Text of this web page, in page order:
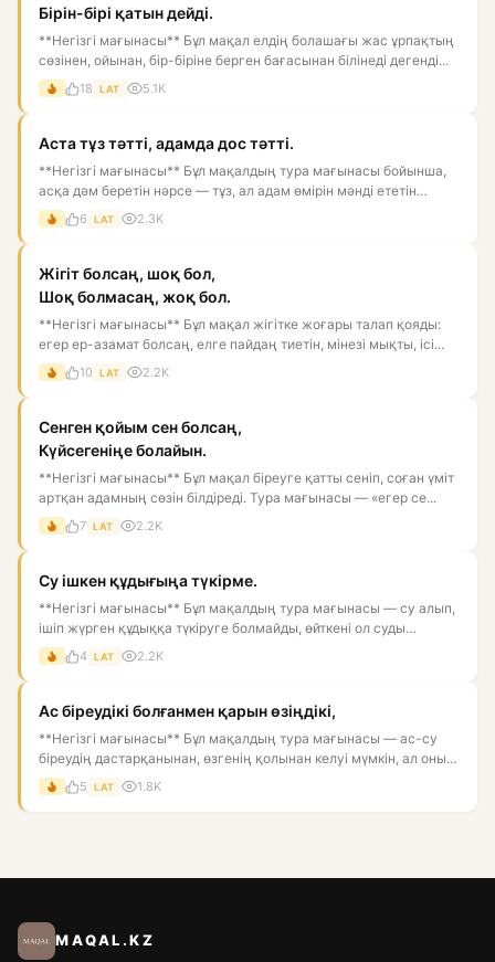
Бірін-бірі қатын дейді.
**Негізгі мағынасы** Бұл мақал елдің болашағы жас ұрпақтың
сөзінен, ойынан, бір-біріне берген бағасынан білінеді дегенді...
18 LAT 5.1K
Аста тұз тәтті, адамда дос тәтті.
**Негізгі мағынасы** Бұл мақалдың тура мағынасы бойынша,
асқа дәм беретін нәрсе — тұз, ал адам өмірін мәнді ететін
нәрс...
6 LAT 2.3K
Жігіт болсаң, шоқ бол,
Шоқ болмасаң, жоқ бол.
**Негізгі мағынасы** Бұл мақал жігітке жоғары талап қояды:
егер ер-азамат болсаң, елге пайдаң тиетін, мінезі мықты, ісі...
10 LAT 2.2K
Сенген қойым сен болсаң,
Күйсегеніңе болайын.
**Негізгі мағынасы** Бұл мақал біреуге қатты сеніп, соған үміт
артқан адамның сөзін білдіреді. Тура мағынасы — «егер се...
7 LAT 2.2K
Су ішкен құдығыңа түкірме.
**Негізгі мағынасы** Бұл мақалдың тура мағынасы — су алып,
ішіп жүрген құдыққа түкіруге болмайды, өйткені ол суды
ластай...
4 LAT 2.2K
Ас біреудікі болғанмен қарын өзіңдікі,
**Негізгі мағынасы** Бұл мақалдың тура мағынасы — ас-су
біреудің дастарқанынан, өзгенің қолынан келуі мүмкін, ал оны
қор...
5 LAT 1.8K
MAQAL.KZ